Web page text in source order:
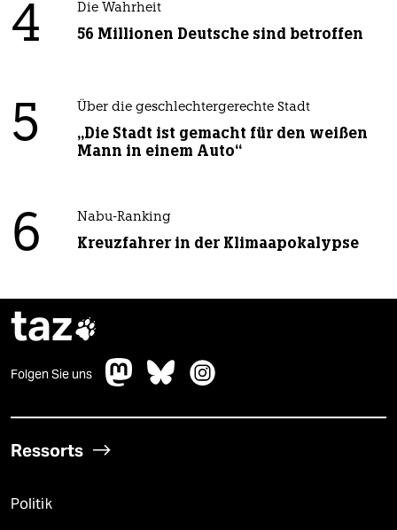
4 Die Wahrheit
56 Millionen Deutsche sind betroffen
5 Über die geschlechtergerechte Stadt
„Die Stadt ist gemacht für den weißen
Mann in einem Auto“
6 Nabu-Ranking
Kreuzfahrer in der Klimaapokalypse
taz
Folgen Sie uns
Ressorts
Politik